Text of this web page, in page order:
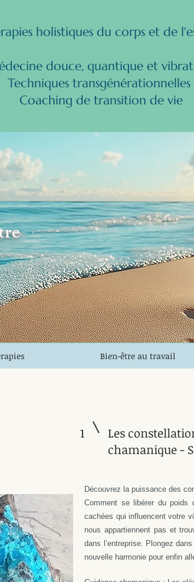
holistiques du corps et de
douce, quantique et
Techniques transgénérationnelles ​
Coaching de transition de vie
Bien-être au travail
1
Les
chamanique -
Découvrez la puissance des
Comment se libérer du poids
cachées qui influencent votre
nous appartiennent pas et
dans l’entreprise. Plongez
nouvelle harmonie pour enfin